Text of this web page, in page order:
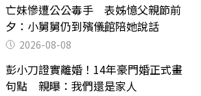
亡妹慘遭公公毒手 表姊憶父親節前
夕：小舅舅仍到殯儀館陪她說話
2026-08-08
彭小刀證實離婚！14年豪門婚正式畫
句點 親曝：我們還是家人